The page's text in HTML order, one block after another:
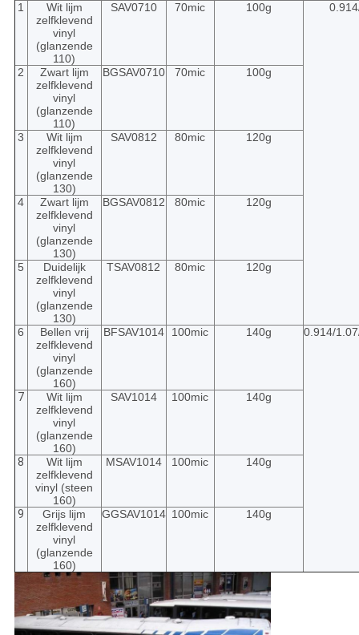
1
Wit lijm
zelfklevend
vinyl
(glanzende
110)
SAV0710 70mic 100g
2
Zwart lijm
zelfklevend
vinyl
(glanzende
110)
BGSAV0710 70mic 100g
3
Wit lijm
zelfklevend
vinyl
(glanzende
130)
SAV0812 80mic 120g
4
Zwart lijm
zelfklevend
vinyl
(glanzende
130)
BGSAV0812 80mic 120g
5
Duidelijk
zelfklevend
vinyl
(glanzende
130)
TSAV0812 80mic 120g
6
Bellen vrij
zelfklevend
vinyl
(glanzende
160)
BFSAV1014 100mic 140g 0.914/
7
Wit lijm
zelfklevend
vinyl
(glanzende
160)
SAV1014 100mic 140g
8
Wit lijm
zelfklevend
vinyl (steen
160)
MSAV1014 100mic 140g
9
Grijs lijm
zelfklevend
vinyl
(glanzende
160)
GGSAV1014 100mic 140g